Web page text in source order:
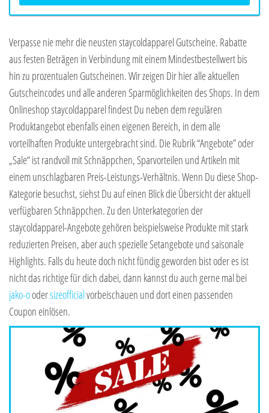
Verpasse nie mehr die neusten staycoldapparel Gutscheine. Rabatte
aus festen Beträgen in Verbindung mit einem Mindestbestellwert bis
hin zu prozentualen Gutscheinen. Wir zeigen Dir hier alle aktuellen
Gutscheincodes und alle anderen Sparmöglichkeiten des Shops. In dem
Onlineshop staycoldapparel findest Du neben dem regulären
Produktangebot ebenfalls einen eigenen Bereich, in dem alle
vorteilhaften Produkte untergebracht sind. Die Rubrik “Angebote” oder
„Sale“ ist randvoll mit Schnäppchen, Sparvorteilen und Artikeln mit
einem unschlagbaren Preis-Leistungs-Verhältnis. Wenn Du diese Shop-
Kategorie besuchst, siehst Du auf einen Blick die Übersicht der aktuell
verfügbaren Schnäppchen. Zu den Unterkategorien der
staycoldapparel-Angebote gehören beispielsweise Produkte mit stark
reduzierten Preisen, aber auch spezielle Setangebote und saisonale
Highlights. Falls du heute doch nicht fündig geworden bist oder es ist
nicht das richtige für dich dabei, dann kannst du auch gerne mal bei
jako-oodersizeofficialvorbeischauen und dort einen passenden
Coupon einlösen.